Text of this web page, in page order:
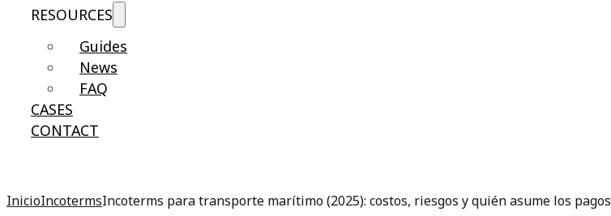
RESOURCES
Guides
News
FAQ
CASES
CONTACT
InicioIncotermsIncoterms para transporte marítimo (2025): costos, riesgos y quién asume los pagos